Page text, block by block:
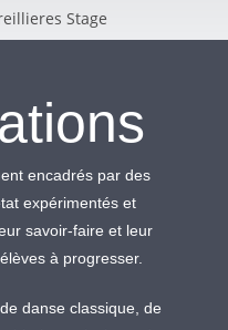
encadrés par des
expérimentés et
savoir-faire et leur
à progresser.
danse classique, de